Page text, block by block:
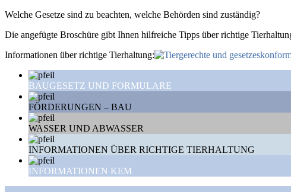
Welche Gesetze sind zu beachten, welche Behörden sind zuständig?
Die angefügte Broschüre gibt Ihnen hilfreiche Tipps über richtige
Informationen über richtige Tierhaltung:
BAUGESETZ UND FORMULARE
FÖRDERUNGEN – BAU
WASSER UND ABWASSER
INFORMATIONEN ÜBER RICHTIGE TIERHALTUNG
INFORMATIONEN KEM